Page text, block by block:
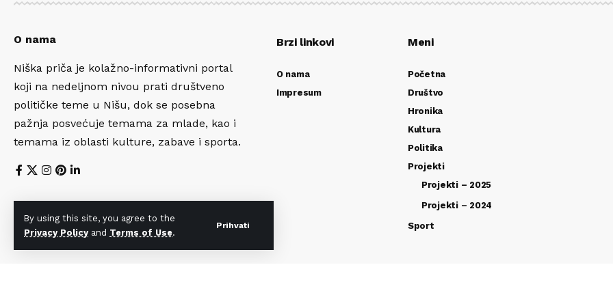
By using this site, you agree to the
Privacy Policy and Terms of Use.
Prihvati
O nama
Niška priča je kolažno-informativni portal
koji na nedeljnom nivou prati društveno
političke teme u Nišu, dok se posebna
pažnja posvećuje temama za mlade, kao i
temama iz oblasti kulture, zabave i sporta.
Brzi linkovi
O nama
Impresum
Meni
Početna
Društvo
Hronika
Kultura
Politika
Projekti
Projekti – 2025
Projekti – 2024
Sport